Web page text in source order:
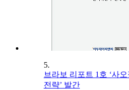
5.
브라보 리포트 1호 ‘사
전략’ 발간